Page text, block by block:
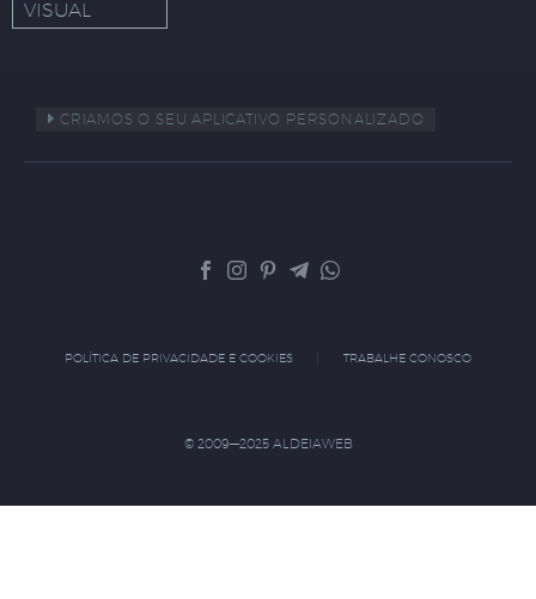
VISUAL
CRIAMOS O SEU APLICATIVO PERSONALIZADO
POLÍTICA DE PRIVACIDADE E COOKIES TRABALHE CONOSCO
© 2009—2025 ALDEIAWEB